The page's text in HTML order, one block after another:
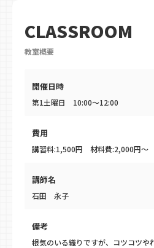
CLASSROOM
教室概要
開催日時
第1土曜日 10:00〜12:00
費用
講習料:1,500円 材料費:2,000円～
講師名
石田 永子
備考
根気のいる織りですが、コツコツや